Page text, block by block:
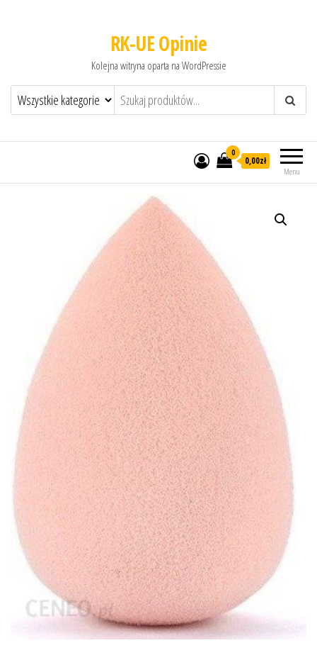
RK-UE Opinie
Kolejna witryna oparta na WordPressie
Menu
0
0,00zł